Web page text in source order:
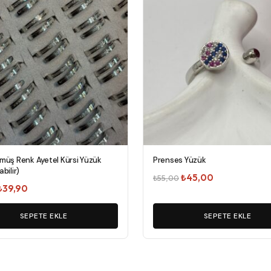
Renk Ayetel Kürsi Yüzük
₺75,00.
39,90
andaki
fiyat:
₺39,90.
SEPETE EKLE
Prenses Yüzük
₺55,00Orijinal
₺55,00.
₺45,00
fiyat:
₺45,00.
SEPETE EKLE